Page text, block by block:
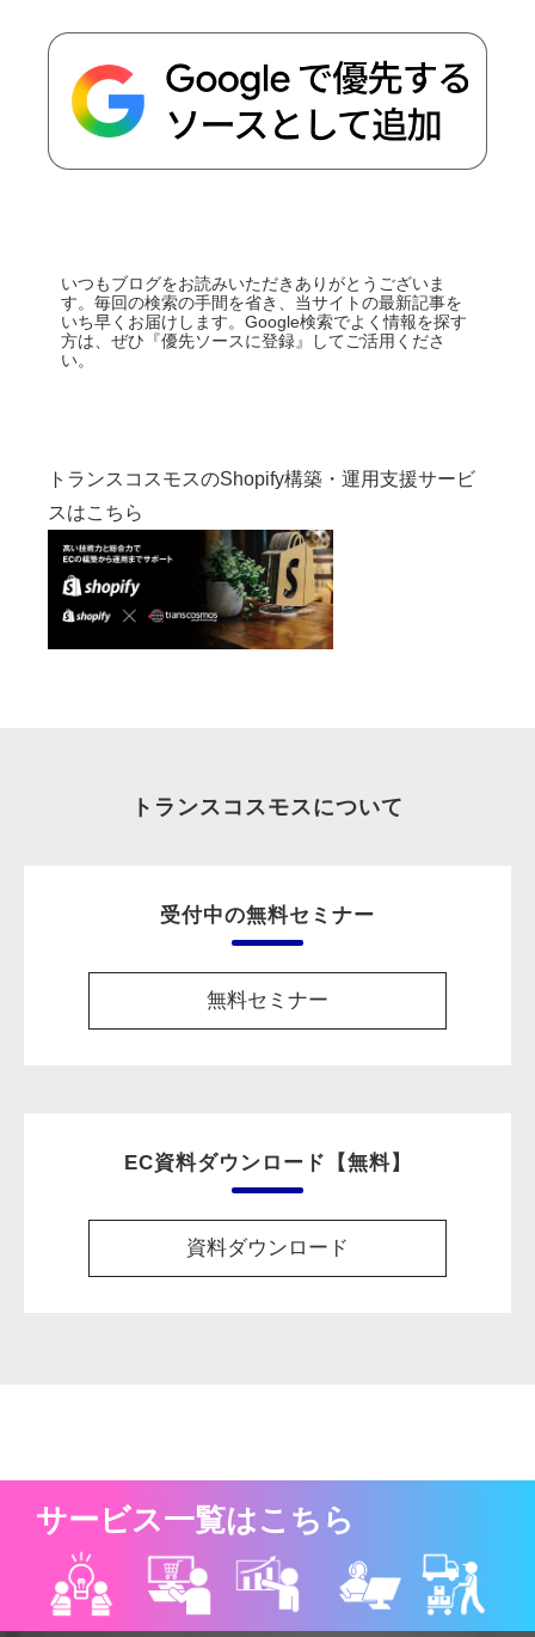
いつもブログをお読みいただきありがとうございま
す。毎回の検索の手間を省き、当サイトの最新記事を
いち早くお届けします。Google検索でよく情報を探す
方は、ぜひ『優先ソースに登録』してご活用くださ
い。
トランスコスモスのShopify構築・運用支援サービ
スはこちら
トランスコスモスについて
受付中の無料セミナー
無料セミナー
EC資料ダウンロード【無料】
資料ダウンロード
サービス一覧はこちら